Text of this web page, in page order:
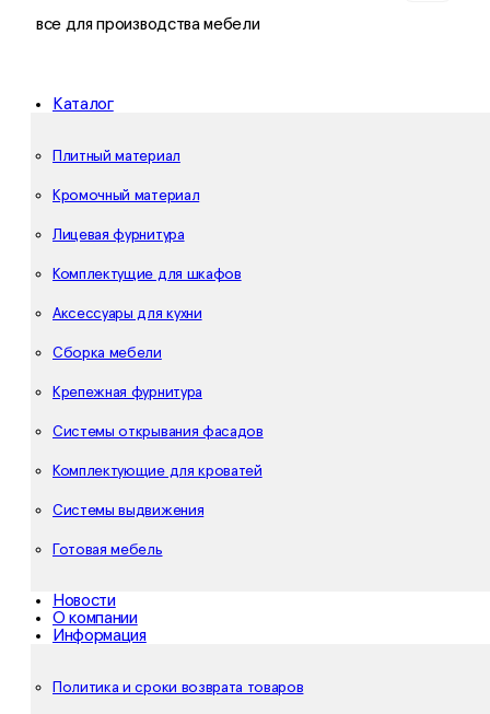
все для производства мебели
Каталог
Плитный материал
Кромочный материал
Лицевая фурнитура
Комплектущие для шкафов
Аксессуары для кухни
Сборка мебели
Крепежная фурнитура
Системы открывания фасадов
Комплектующие для кроватей
Системы выдвижения
Готовая мебель
Новости
О компании
Информация
Политика и сроки возврата товаров